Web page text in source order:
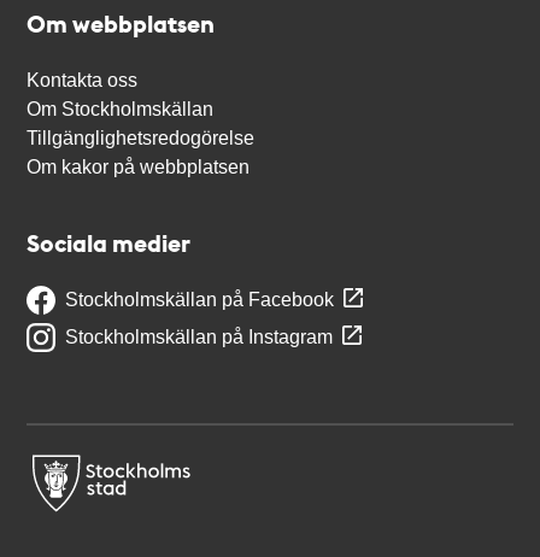
Om webbplatsen
Kontakta oss
Om Stockholmskällan
Tillgänglighetsredogörelse
Om kakor på webbplatsen
Sociala medier
Stockholmskällan på Facebook
Stockholmskällan på Instagram